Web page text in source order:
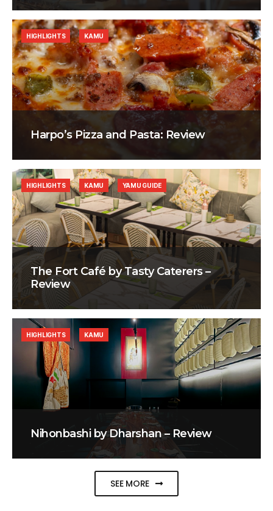
Harpo’s Pizza and Pasta: Review
HIGHLIGHTS KAMU
The Fort Café by Tasty Caterers –
Review
HIGHLIGHTS KAMU YAMU GUIDE
Nihonbashi by Dharshan – Review
HIGHLIGHTS KAMU
SEE MORE